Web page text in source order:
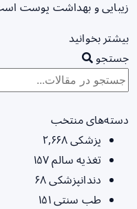
زیبایی و بهداشت پوست
بیشتر بخوانید
جستجو
دسته‌های منتخب
پزشکی۲,۶۶۸
تغذیه سالم۱۵۷
دندانپزشکی۶۸
طب سنتی۱۵۱